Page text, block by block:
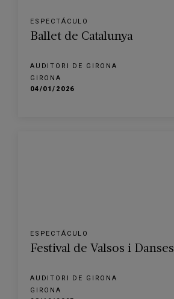
ESPECTÁCULO
Ballet de Catalunya
AUDITORI DE GIRONA
GIRONA
04/01/2026
ESPECTÁCULO
Festival de Valsos i Danses
AUDITORI DE GIRONA
GIRONA